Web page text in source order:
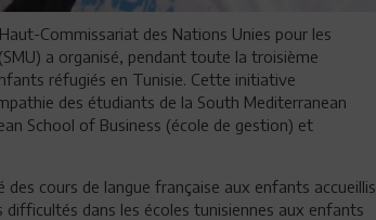
Commissariat des Nations Unies pour les
a organisé, pendant toute la troisième
réfugiés en Tunisie. Cette initiative
des étudiants de la South Mediterranean
School of Business (école de gestion) et
cours de langue française aux enfants accueillis
dans les écoles tunisiennes aux enfants